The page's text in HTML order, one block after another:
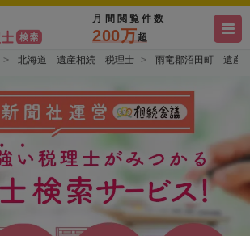
月間閲覧件数
200万超
北海道 遺産相続 税理士 雨竜郡沼田町 遺産